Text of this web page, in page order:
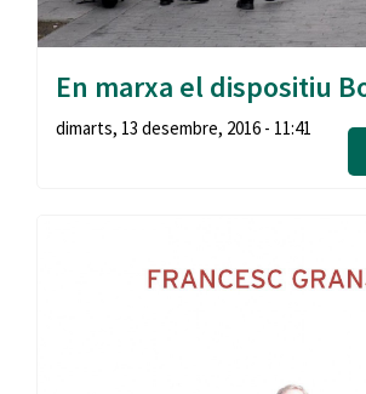
En marxa el dispositiu
dimarts, 13 desembre, 2016 - 11:41